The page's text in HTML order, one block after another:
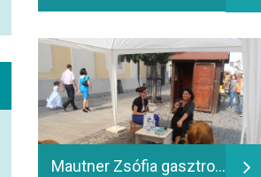
Mautner Zsófia gasztroblogger - 2014.06.14.